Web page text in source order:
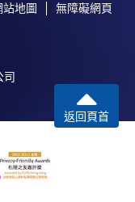
站地圖 無障礙網頁
司
返回頁首